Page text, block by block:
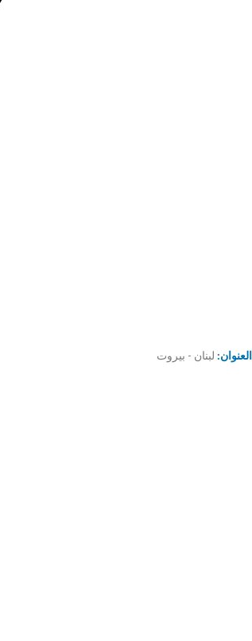
العنوان: لبنان - بيروت